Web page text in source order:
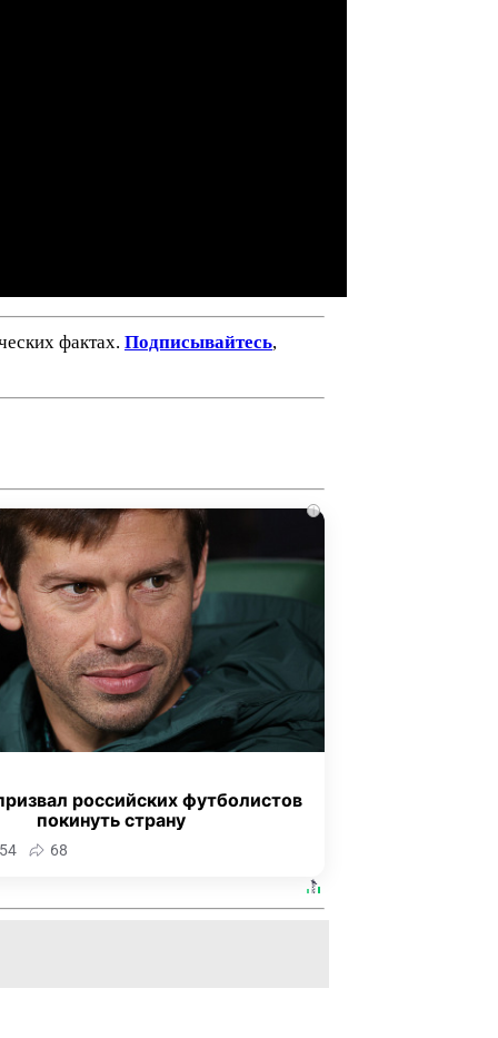
фактах. Подписывайтесь,
i
российских футболистов
покинуть страну
54 68